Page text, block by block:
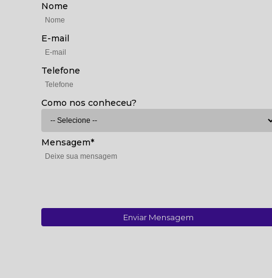
Nome
E-mail
Telefone
Como nos conheceu?
Mensagem*
Enviar Mensagem